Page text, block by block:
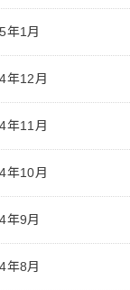
年1月
年12月
年11月
年10月
年9月
年8月